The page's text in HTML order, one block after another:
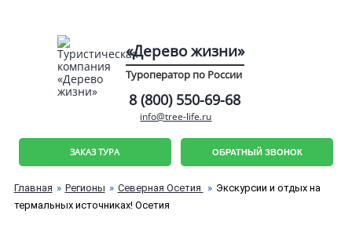
«Дерево жизни»
Туроператор по России
ЗАКАЗ ТУРА ОБРАТНЫЙ ЗВОНОК
8 (800) 550-69-68
info@tree-life.ru
Главная Регионы Северная Осетия
Экскурсии и отдых на
термальных источниках! Осетия